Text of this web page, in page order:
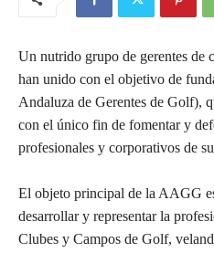
Un nutrido grupo de gerentes de
han unido con el objetivo de
Andaluza de Gerentes de Golf),
con el único fin de fomentar y
profesionales y corporativos de
El objeto principal de la AAGG
desarrollar y representar la
Clubes y Campos de Golf,